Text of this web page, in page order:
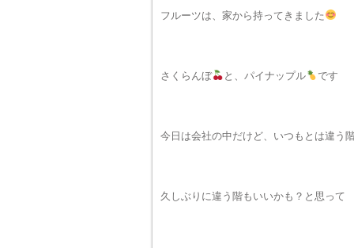
フルーツは、家から持ってきました
さくらんぼ と、パイナップル です
今日は会社の中だけど、いつもとは違う
久しぶりに違う階もいいかも？と思って